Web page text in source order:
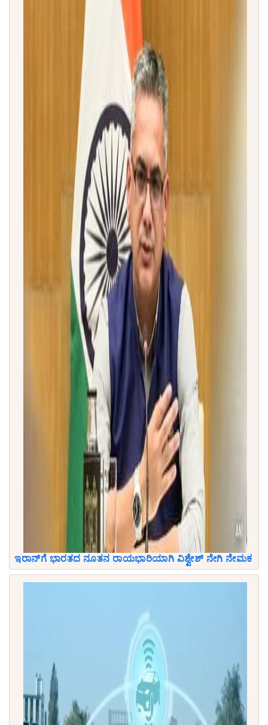
ಇರಾನ್‌ಗೆ ಭಾರತದ ನೂತನ ರಾಯಭಾರಿಯಾಗಿ ವಿಶ್ವೇಶ್ ನೇಗಿ ನೇಮಕ